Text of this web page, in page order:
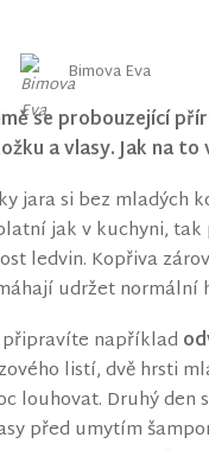
Bimova Eva
se probouzející
a vlasy. Jak na
jara si bez mladých
jak v kuchyni, tak
ledvin. Kopřiva
udržet normální
připravíte například
listí, dvě hrsti
louhovat. Druhý
před umytím